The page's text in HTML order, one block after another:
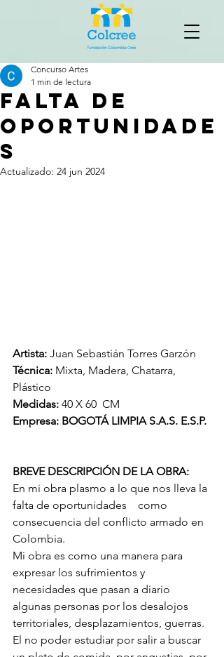
FALTA DE
OPORTUNIDADE
S
Concurso Artes
1 min de lectura
Actualizado: 24 jun 2024
Artista: Juan Sebastián Torres Garzón
Técnica: Mixta, Madera, Chatarra,
Plástico
Medidas: 40 X 60  CM
Empresa: BOGOTÁ LIMPIA S.A.S. E.S.P.
BREVE DESCRIPCIÓN DE LA OBRA:
En mi obra plasmo a lo que nos lleva la
falta de oportunidades    como
consecuencia del conflicto armado en
Colombia.
Mi obra es como una manera para
expresar los sufrimientos y
necesidades que pasan a diario
algunas personas por los desalojos
territoriales, desplazamientos, guerras.
El no poder estudiar por salir a buscar